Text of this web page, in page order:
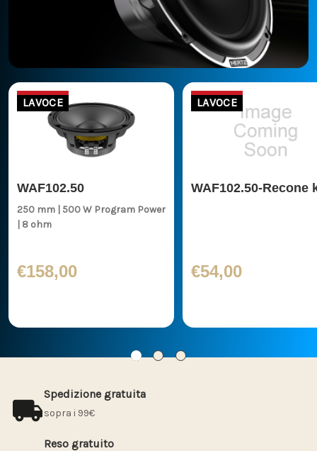
LAVOCE
WAF102.50
250 mm | 500 W Program Power
| 8 ohm
€158,00
LAVOCE
WAF102.50-Recone
€54,00
Spedizione gratuita
sopra i 99€
Reso gratuito